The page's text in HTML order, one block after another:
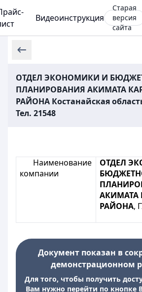
Видеоинструкция
Старая
версия
сайта
ОТДЕЛ ЭКОНОМИКИ И
ПЛАНИРОВАНИЯ АКИМАТА
РАЙОНА Костанайская
Тел. 21548
Наименование
компании
ОТДЕЛ
АКИМАТА
РАЙОНА,
Документ показан в
демонстрационном
Для того, чтобы получить
Вам нужно перейти по кнопке